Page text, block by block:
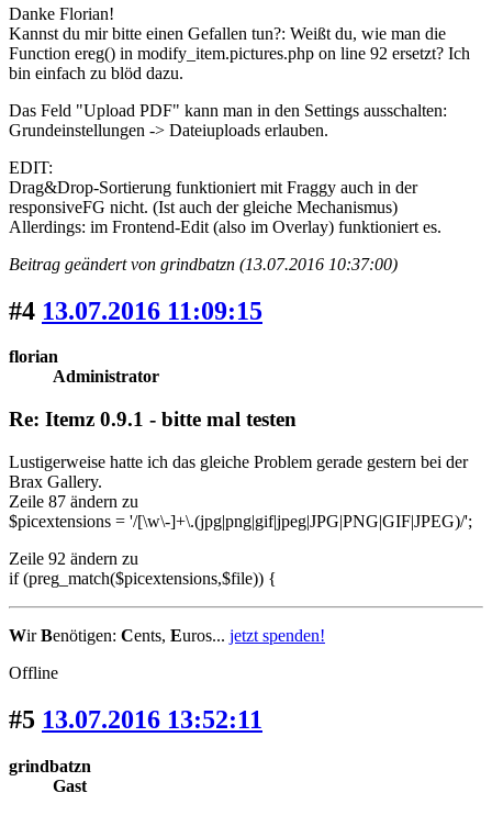
Danke Florian!
Kannst du mir bitte einen Gefallen tun?: Weißt du, wie man die
Function ereg() in modify_item.pictures.php on line 92 ersetzt? Ich
bin einfach zu blöd dazu.
Das Feld "Upload PDF" kann man in den Settings ausschalten:
Grundeinstellungen -> Dateiuploads erlauben.
EDIT:
Drag&Drop-Sortierung funktioniert mit Fraggy auch in der
responsiveFG nicht. (Ist auch der gleiche Mechanismus)
Allerdings: im Frontend-Edit (also im Overlay) funktioniert es.
Beitrag geändert von grindbatzn (13.07.2016 10:37:00)
#4 13.07.2016 11:09:15
florian
Administrator
Re: Itemz 0.9.1 - bitte mal testen
Lustigerweise hatte ich das gleiche Problem gerade gestern bei der
Brax Gallery.
Zeile 87 ändern zu
$picextensions = '/[\w\-]+\.(jpg|png|gif|jpeg|JPG|PNG|GIF|JPEG)/';
Zeile 92 ändern zu
if (preg_match($picextensions,$file)) {
WirBenötigen: Cents, Euros... jetzt spenden!
Offline
#5 13.07.2016 13:52:11
grindbatzn
Gast